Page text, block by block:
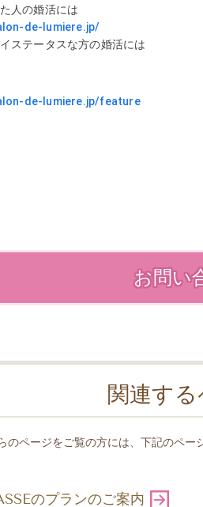
人の婚活には
de-lumiere.jp/
ステータスな方の婚活には
de-lumiere.jp/feature
お問い
関連す
のページをご覧の方には、下記のペー
のプランのご案内